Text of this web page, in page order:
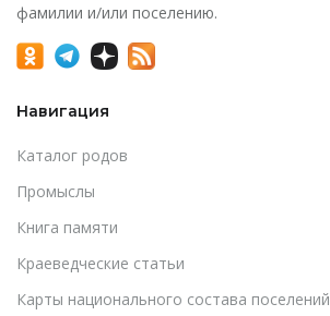
фамилии и/или поселению.
Навигация
Каталог родов
Промыслы
Книга памяти
Краеведческие статьи
Карты национального состава поселений